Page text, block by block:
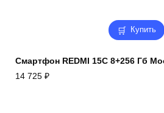
Купить
Смартфон REDMI 15C 8+256 Гб
14 725 ₽